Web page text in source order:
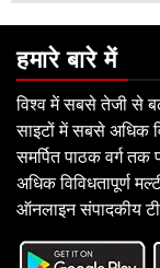
हमारे बारे में
विश्व में सबसे तेजी से
साइटों में सबसे अधिक
समर्पित पाठक वर्ग तक
अधिक विविधतापूर्ण
ऑनलाइन संपादकीय